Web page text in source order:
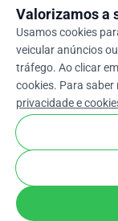
Ptarrow_drop_down
★★★★★4,9 / 5
Valorizamos a
Usamos cookies
veicular anúncios
tráfego. Ao clicar
cookies. Para saber
privacidade e